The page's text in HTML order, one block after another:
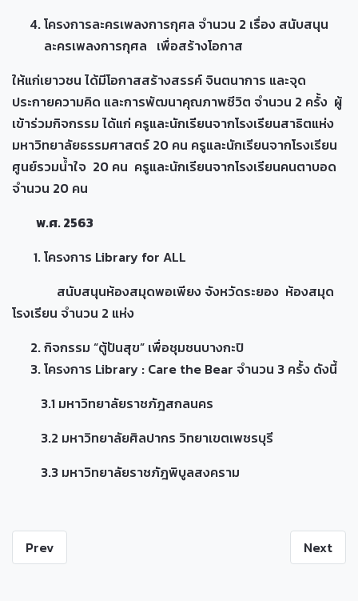
โครงการละครเพลงการกุศล จำนวน 2 เรื่อง สนับสนุน
ละครเพลงการกุศล เพื่อสร้างโอกาส
ให้แก่เยาวชน ได้มีโอกาสสร้างสรรค์ จินตนาการ และจุด
ประกายความคิด และการพัฒนาคุณภาพชีวิต จำนวน 2 ครั้ง ผู้
เข้าร่วมกิจกรรม ได้แก่ ครูและนักเรียนจากโรงเรียนสาธิตแห่ง
มหาวิทยาลัยธรรมศาสตร์ 20 คน ครูและนักเรียนจากโรงเรียน
ศูนย์รวมน้ำใจ 20 คน ครูและนักเรียนจากโรงเรียนคนตาบอด
จำนวน 20 คน
พ.ศ. 2563
โครงการ Library for ALL
สนับสนุนห้องสมุดพอเพียง จังหวัดระยอง ห้องสมุด
โรงเรียน จำนวน 2 แห่ง
กิจกรรม “ตู้ปันสุข” เพื่อชุมชนบางกะปิ
โครงการ Library : Care the Bear จำนวน 3 ครั้ง ดังนี้
3.1 มหาวิทยาลัยราชภัฎสกลนคร
3.2 มหาวิทยาลัยศิลปากร วิทยาเขตเพชรบุรี
3.3 มหาวิทยาลัยราชภัฎพิบูลสงคราม
Prev Next